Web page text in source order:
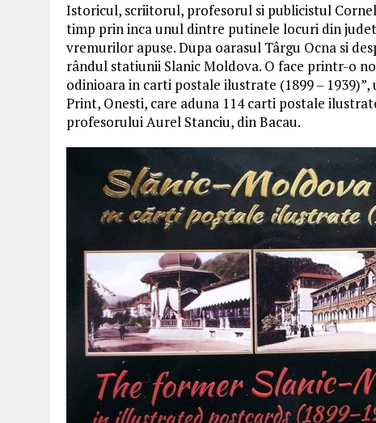
Istoricul, scriitorul, profesorul si publicistul
timp prin inca unul dintre putinele locuri din
vremurilor apuse. Dupa oarasul Târgu Ocna si
rândul statiunii Slanic Moldova. O face printr-o
odinioara in carti postale ilustrate (1899 –
Print, Onesti, care aduna 114 carti postale
profesorului Aurel Stanciu, din Bacau.